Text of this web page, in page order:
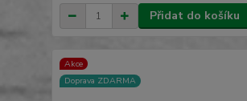
Přidat do košíku
Akce
Doprava ZDARMA